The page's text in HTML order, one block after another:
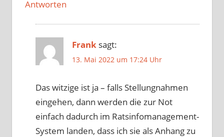
Antworten
Frank sagt:
13. Mai 2022 um 17:24 Uhr
Das witzige ist ja – falls Stellungnahmen
eingehen, dann werden die zur Not
einfach dadurch im Ratsinfomanagement-
System landen, dass ich sie als Anhang zu